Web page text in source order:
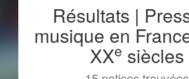
Résultats |
musique en
XXe siècles